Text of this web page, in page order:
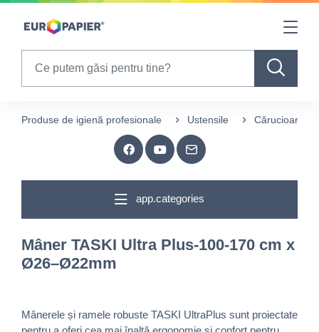
Table Of Content
Produse de igienă profesionale Ustensile Cărucioare și
app.categories
Mâner TASKI Ultra Plus-100-170 cm x
Ø26–Ø22mm
Mânerele și ramele robuste TASKI UltraPlus sunt proiectate